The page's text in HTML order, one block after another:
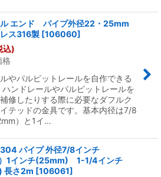
エンド パイプ外径22・25mm
ス316製 [106060]
込)
格
やパルピットレールを自作できる
ハンドレールやパルピットレールを
修したりする際に必要なダフルク
テッドの金具です。基本内径は7/8
）と1イ…
パイプ 外径7/8インチ
）1インチ(25mm) 1-1/4インチ
長さ2m [106061]